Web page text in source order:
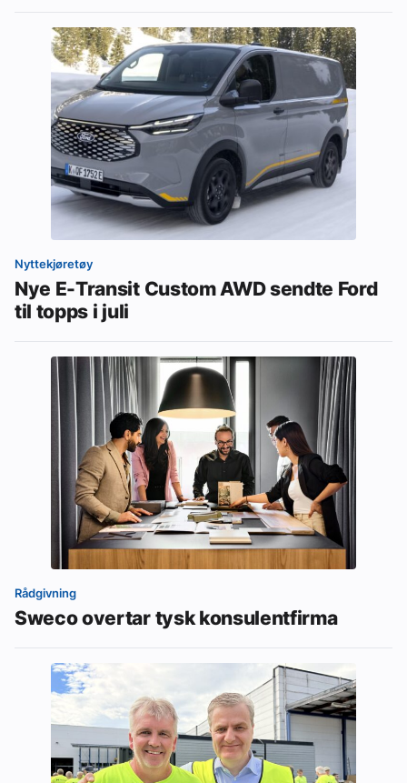
Nyttekjøretøy
Nye E-Transit Custom AWD sendte Ford
til topps i juli
Rådgivning
Sweco overtar tysk konsulentfirma